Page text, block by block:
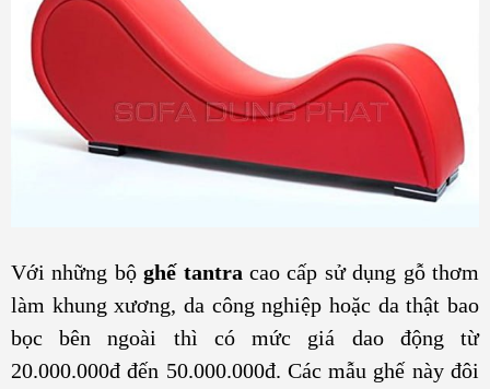
Với những bộghế tantra cao cấp sử dụng gỗ thơm
làm khung xương, da công nghiệp hoặc da thật bao
bọc bên ngoài thì có mức giá dao động từ
20.000.000đ đến 50.000.000đ. Các mẫu ghế này đôi